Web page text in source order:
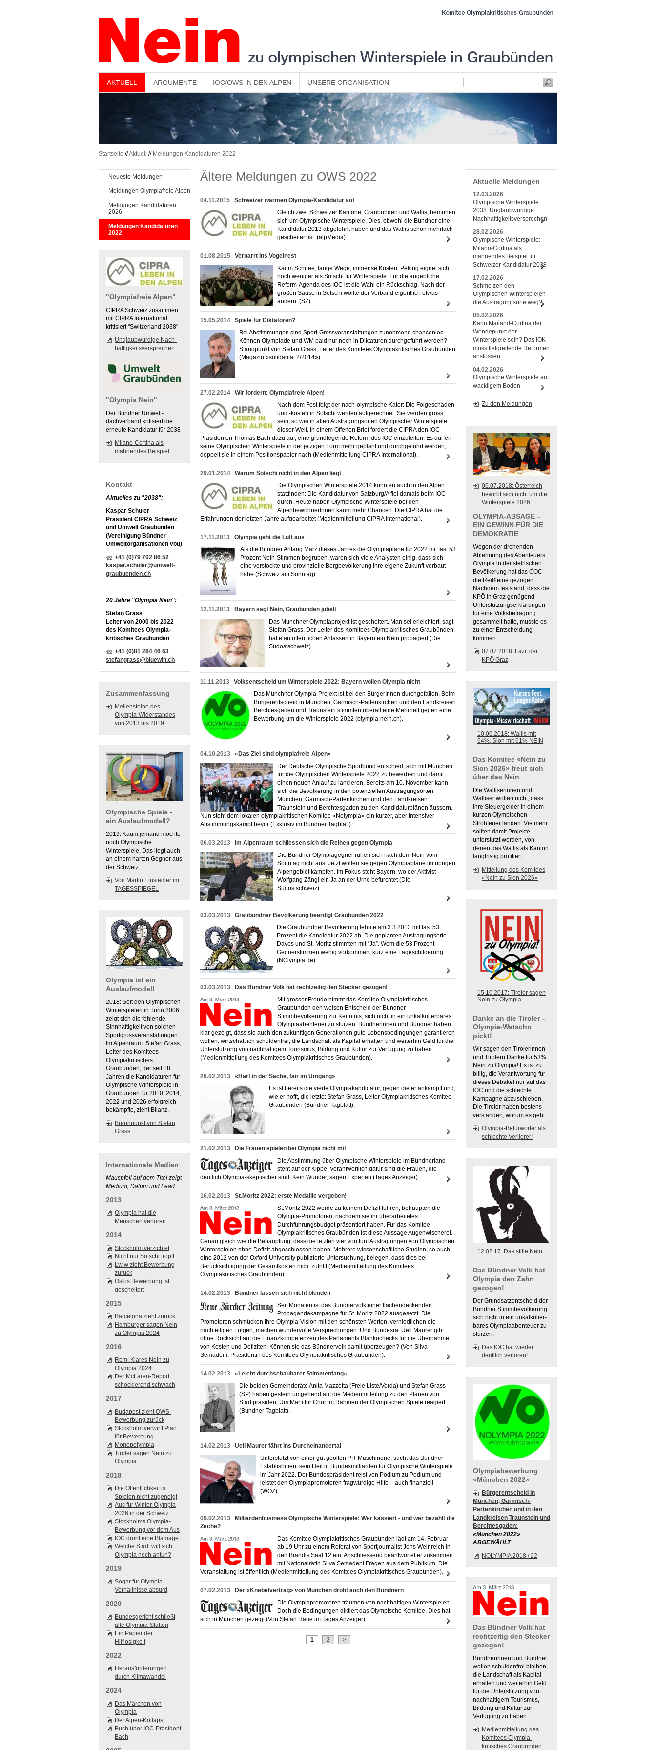
AKTUELL ARGUMENTE IOC/OWS IN DEN ALPEN UNSERE ORGANISATION
Startseite //Aktuell // Meldungen Kandidaturen 2022
Neueste Meldungen
Meldungen Olympiafreie Alpen
Meldungen Kandidaturen
2026
Meldungen Kandidaturen
2022
"Olympiafreie Alpen"
CIPRA Schweiz zusammen
mit CIPRA International
kritisiert "Switzerland 2038"
Unglaubwürdige Nach-
haltigkeitsversprechen
"Olympia Nein"
Der Bündner Umwelt-
dachverband kritisiert die
erneute Kandidatur für 2038
Milano-Cortina als
mahnendes Beispiel
Kontakt
Aktuelles zu "2038":
Kaspar Schuler
Präsident CIPRA Schweiz
und Umwelt Graubünden
(Vereinigung Bündner
Umweltorganisationen vbu)
+41 (0)79 702 86 52
kaspar.schuler@umwelt-
graubuenden.ch
20 Jahre "Olympia Nein":
Stefan Grass
Leiter von 2000 bis 2022
des Komitees Olympia-
kritisches Graubünden
+41 (0)81 284 46 63
stefangrass@bluewin.ch
Zusammenfassung
Meilensteine des
Olympia-Widerstandes
von 2013 bis 2019
Olympische Spiele -
ein Auslaufmodell?
2019: Kaum jemand möchte
noch Olympische
Winterspiele. Das liegt auch
an einem harten Gegner aus
der Schweiz.
Von Martin Einsiedler im
TAGESSPIEGEL
Olympia ist ein
Auslaufmodell
2018: Seit den Olympischen
Winterspielen in Turin 2006
zeigt sich die fehlende
Sinnhaftigkeit von solchen
Sportgrossveranstaltungen
im Alpenraum. Stefan Grass,
Leiter des Komitees
Olympiakritisches
Graubünden, der seit 18
Jahren die Kandidaturen für
Olympische Winterspiele in
Graubünden für 2010, 2014,
2022 und 2026 erfolgreich
bekämpfte, zieht Bilanz.
Brennpunkt von Stefan
Grass
Internationale Medien
Mauspfeil auf dem Titel zeigt
Medium, Datum und Lead:
2013
Olympia hat die
Menschen verloren
2014
Stockholm verzichtet
Nicht nur Sotschi tropft
Lwiw zieht Bewerbung
zurück
Oslos Bewerbung ist
gescheitert
2015
Barcelona zieht zurück
Hamburger sagen Nein
zu Olympia 2024
2016
Rom: Klares Nein zu
Olympia 2024
Der McLaren-Report:
schockierend schwach
2017
Budapest zieht OWS-
Bewerbung zurück
Stockholm verwirft Plan
für Bewerbung
Monopolympia
Tiroler sagen Nein zu
Olympia
2018
Die Öffentlichkeit ist
Spielen nicht zugeneigt
Aus für Winter-Olympia
2026 in der Schweiz
Stockholms Olympia-
Bewerbung vor dem Aus
IOC droht eine Blamage
Welche Stadt will sich
Olympia noch antun?
2019
Sogar für Olympia-
Verhältnisse absurd
2020
Bundesgericht schließt
alle Olympia-Stätten
Ein Papier der
Hilflosigkeit
2022
Herausforderungen
durch Klimawandel
2024
Das Märchen von
Olympia
Der Alpen-Kollaps
Buch über IOC-Präsident
Bach
Ältere Meldungen zu OWS 2022
04.11.2015
Schweizer wärmen Olympia-Kandidatur auf
Gleich zwei Schweizer Kantone, Graubünden und Wallis, bemühen
sich um Olympische Winterspiele. Dies, obwohl die Bündner eine
Kandidatur 2013 abgelehnt haben und das Wallis schon mehrfach
gescheitert ist. (alpMedia)
01.08.2015
Vernarrt ins Vogelnest
Kaum Schnee, lange Wege, immense Kosten: Peking eignet sich
noch weniger als Sotschi für Winterspiele. Für die angebliche
Reform-Agenda des IOC ist die Wahl ein Rückschlag. Nach der
großen Sause in Sotschi wollte der Verband eigentlich etwas
ändern. (SZ)
15.05.2014
Spiele für Diktatoren?
Bei Abstimmungen sind Sport-Grossveranstaltungen zunehmend chancenlos.
Können Olympiade und WM bald nur noch in Diktaturen durchgeführt werden?
Standpunkt von Stefan Grass, Leiter des Komitees Olympiakritisches Graubünden
(Magazin «solidarität 2/2014»)
27.02.2014
Wir fordern: Olympiafreie Alpen!
Nach dem Fest folgt der nach-olympische Kater: Die Folgeschäden
und -kosten in Sotschi werden aufgerechnet. Sie werden gross
sein, so wie in allen Austragungsorten Olympischer Winterspiele
dieser Welt. In einem Offenen Brief fordert die CIPRA den IOC-
Präsidenten Thomas Bach dazu auf, eine grundlegende Reform des IOC einzuleiten. Es dürfen
keine Olympischen Winterspiele in der jetzigen Form mehr geplant und durchgeführt werden,
doppelt sie in einem Positionspapier nach (Medienmitteilung CIPRA International).
29.01.2014
Warum Sotschi nicht in den Alpen liegt
Die Olympischen Winterspiele 2014 könnten auch in den Alpen
stattfinden: Die Kandidatur von Salzburg/A fiel damals beim IOC
durch. Heute haben Olympische Winterspiele bei den
AlpenbewohnerInnen kaum mehr Chancen. Die CIPRA hat die
Erfahrungen der letzten Jahre aufgearbeitet (Medienmitteilung CIPRA International).
17.11.2013
Olympia geht die Luft aus
Als die Bündner Anfang März dieses Jahres die Olympiapläne für 2022 mit fast 53
Prozent Nein-Stimmen begruben, waren sich viele Analysten einig, dass sich
eine verstockte und provinzielle Bergbevölkerung ihre eigene Zukunft verbaut
habe (Schweiz am Sonntag).
12.11.2013
Bayern sagt Nein, Graubünden jubelt
Das Münchner Olympiaprojekt ist gescheitert. Man sei erleichtert, sagt
Stefan Grass. Der Leiter des Komitees Olympiakritisches Graubünden
hatte an öffentlichen Anlässen in Bayern ein Nein propagiert (Die
Südostschweiz).
11.11.2013
Volksentscheid um Winterspiele 2022: Bayern wollen Olympia nicht
Das Münchner Olympia-Projekt ist bei den BürgerInnen durchgefallen. Beim
Bürgerentscheid in München, Garmisch-Partenkirchen und den Landkreisen
Berchtesgaden und Traunstein stimmten überall eine Mehrheit gegen eine
Bewerbung um die Winterspiele 2022 (olympia-nein.ch).
04.10.2013
«Das Ziel sind olympiafreie Alpen»
Der Deutsche Olympische Sportbund entschied, sich mit München
für die Olympischen Winterspiele 2022 zu bewerben und damit
einen neuen Anlauf zu lancieren. Bereits am 10. November kann
sich die Bevölkerung in den potenziellen Austragungsorten
München, Garmisch-Partenkirchen und den Landkreisen
Traunstein und Berchtesgaden zu den Kandidaturplänen äussern.
Nun steht dem lokalen olympiakritischen Komitee «Nolympia» ein kurzer, aber intensiver
Abstimmungskampf bevor (Exklusiv im Bündner Tagblatt).
06.03.2013
Im Alpenraum schliessen sich die Reihen gegen Olympia
Die Bündner Olympiagegner ruhen sich nach dem Nein vom
Sonntag nicht aus: Jetzt wollen sie gegen Olympiapläne im übrigen
Alpengebiet kämpfen. Im Fokus steht Bayern, wo der Aktivist
Wolfgang Zängl ein Ja an der Urne befürchtet (Die
Südostschweiz).
03.03.2013
Graubündner Bevölkerung beerdigt Graubünden 2022
Die Graubündner Bevölkerung lehnte am 3.3.2013 mit fast 53
Prozent die Kandidatur 2022 ab. Die geplanten Austragungsorte
Davos und St. Moritz stimmten mit “Ja”. Wem die 53 Prozent
Gegnerstimmen wenig vorkommen, kurz eine Lageschilderung
(NOlympia.de).
03.03.2013
Das Bündner Volk hat rechtzeitig den Stecker gezogen!
Mit grosser Freude nimmt das Komitee Olympiakritisches
Graubünden den weisen Entscheid der Bündner
Stimmbevölkerung zur Kenntnis, sich nicht in ein unkalkulierbares
Olympiaabenteuer zu stürzen. Bündnerinnen und Bündner haben
klar gezeigt, dass sie auch den zukünftigen Generationen gute Lebensbedingungen garantieren
wollen: wirtschaftlich schuldenfrei, die Landschaft als Kapital erhalten und weiterhin Geld für die
Unterstützung von nachhaltigem Tourismus, Bildung und Kultur zur Verfügung zu haben
(Medienmitteilung des Komitees Olympiakritisches Graubünden).
26.02.2013
«Hart in der Sache, fair im Umgang»
Es ist bereits die vierte Olympiakandidatur, gegen die er ankämpft und,
wie er hofft, die letzte: Stefan Grass, Leiter Olympiakritisches Komitee
Graubünden (Bündner Tagblatt).
21.02.2013
Die Frauen spielen bei Olympia nicht mit
Die Abstimmung über Olympische Winterspiele im Bündnerland
steht auf der Kippe. Verantwortlich dafür sind die Frauen, die
deutlich Olympia-skeptischer sind. Kein Wunder, sagen Experten (Tages Anzeiger).
16.02.2013
St.Moritz 2022: erste Medaille vergeben!
St.Moritz 2022 werde zu keinem Defizit führen, behaupten die
Olympia-Promotoren, nachdem sie ihr überarbeitetes
Durchführungsbudget präsentiert haben. Für das Komitee
Olympiakritisches Graubünden ist diese Aussage Augenwischerei.
Genau gleich wie die Behauptung, dass die letzten vier von fünf Austragungen von Olympischen
Winterspielen ohne Defizit abgeschlossen haben. Mehrere wissenschaftliche Studien, so auch
eine 2012 von der Oxford University publizierte Untersuchung, belegen, dass dies bei
Berücksichtigung der Gesamtkosten nicht zutrifft (Medienmitteilung des Komitees
Olympiakritisches Graubünden).
14.02.2013
Bündner lassen sich nicht blenden
Seit Monaten ist das Bündnervolk einer flächendeckenden
Propagandakampagne für St. Moritz 2022 ausgesetzt. Die
Promotoren schmücken ihre Olympia-Vision mit den schönsten Worten, verniedlichen die
nachteiligen Folgen, machen wundervolle Versprechungen. Und Bundesrat Ueli Maurer gibt
ohne Rücksicht auf die Finanzkompetenzen des Parlaments Blankochecks für die Übernahme
von Kosten und Defiziten. Können sie das Bündnervolk damit überzeugen? (Von Silva
Semadeni, Präsidentin des Komitees Olympiakritisches Graubünden).
14.02.2013
«Leicht durchschaubarer Stimmenfang»
Die beiden Gemeinderäte Anita Mazzetta (Freie Liste/Verda) und Stefan Grass
(SP) haben gestern umgehend auf die Medienmitteilung zu den Plänen von
Stadtpräsident Urs Marti für Chur im Rahmen der Olympischen Spiele reagiert
(Bündner Tagblatt).
14.02.2013
Ueli Maurer fährt ins Durcheinandertal
Unterstützt von einer gut geölten PR-Maschinerie, sucht das Bündner
Establishment sein Heil in Bundesmilliarden für Olympische Winterspiele
im Jahr 2022. Der Bundespräsident reist von Podium zu Podium und
leistet den Olympiapromotoren fragwürdige Hilfe – auch finanziell
(WOZ).
09.02.2013
Milliardenbusiness Olympische Winterspiele: Wer kassiert - und wer bezahlt die
Zeche?
Das Komitee Olympiakritisches Graubünden lädt am 14. Februar
ab 19 Uhr zu einem Referat von Sportjournalist Jens Weinreich in
den Brandis Saal 12 ein. Anschliessend beantwortet er zusammen
mit Nationalrätin Silva Semadeni Fragen aus dem Publikum. Die
Veranstaltung ist öffentlich (Medienmitteilung des Komitees Olympiakritisches Graubünden).
07.02.2013
Der «Knebelvertrag» von München droht auch den Bündnern
Die Olympiapromotoren träumen von nachhaltigen Winterspielen.
Doch die Bedingungen diktiert das Olympische Komitee. Dies hat
sich in München gezeigt (Von Stefan Häne im Tages Anzeiger).
1 2 >
Aktuelle Meldungen
12.03.2026
Olympische Winterspiele
2038: Unglaubwürdige
Nachhaltigkeitsversprechen
28.02.2026
Olympische Winterspiele:
Milano-Cortina als
mahnendes Beispiel für
Schweizer Kandidatur 2038
17.02.2026
Schmelzen den
Olympischen Winterspielen
die Austragungsorte weg?
05.02.2026
Kann Mailand-Cortina der
Wendepunkt der
Winterspiele sein? Das IOK
muss tiefgreifende Reformen
anstossen
04.02.2026
Olympische Winterspiele auf
wackligem Boden
Zu den Meldungen
06.07.2018: Österreich
bewirbt sich nicht um die
Winterspiele 2026
OLYMPIA-ABSAGE –
EIN GEWINN FÜR DIE
DEMOKRATIE
Wegen der drohenden
Ablehnung des Abenteuers
Olympia in der steirischen
Bevölkerung hat das ÖOC
die Reißleine gezogen.
Nachdem feststand, dass die
KPÖ in Graz genügend
Unterstützungserklärungen
für eine Volksbefragung
gesammelt hatte, musste es
zu einer Entscheidung
kommen.
07.07.2018: Fazit der
KPÖ Graz
10.06.2018: Wallis mit
54%, Sion mit 61% NEIN
Das Komitee «Nein zu
Sion 2026» freut sich
über das Nein
Die Walliserinnen und
Walliser wollen nicht, dass
ihre Steuergelder in einem
kurzen Olympischen
Strohfeuer landen. Vielmehr
sollten damit Projekte
unterstützt werden, von
denen das Wallis als Kanton
langfristig profitiert.
Mitteilung des Komitees
«Nein zu Sion 2026»
15.10.2017: Tiroler sagen
Nein zu Olympia
Danke an die Tiroler –
Olympia-Watschn
pickt!
Wir sagen den Tirolerinnen
und Tirolern Danke für 53%
Nein zu Olympia! Es ist zu
billig, die Verantwortung für
dieses Debakel nur auf das
IOC und die schlechte
Kampagne abzuschieben.
Die Tiroler haben bestens
verstanden, worum es geht.
Olympia-Befürworter als
schlechte Verlierer!
12.02.17: Das stille Nein
Das Bündner Volk hat
Olympia den Zahn
gezogen!
Der Grundsatzentscheid der
Bündner Stimmbevölkerung
sich nicht in ein unkalkulier-
bares Olympiaabenteuer zu
stürzen.
Das IOC hat wieder
deutlich verloren!
Olympiabewerbung
«München 2022»
Bürgerentscheid in
München, Garmisch-
Partenkirchen und in den
Landkreisen Traunstein und
Berchtesgaden:
«München 2022»
ABGEWÄHLT
NOLYMPIA 2018 / 22
Das Bündner Volk hat
rechtzeitig den Stecker
gezogen!
Bündnerinnen und Bündner
wollen schuldenfrei bleiben,
die Landschaft als Kapital
erhalten und weiterhin Geld
für die Unterstützung von
nachhaltigem Tourismus,
Bildung und Kultur zur
Verfügung zu haben.
Medienmitteilung des
Komitees Olympia-
kritisches Graubünden